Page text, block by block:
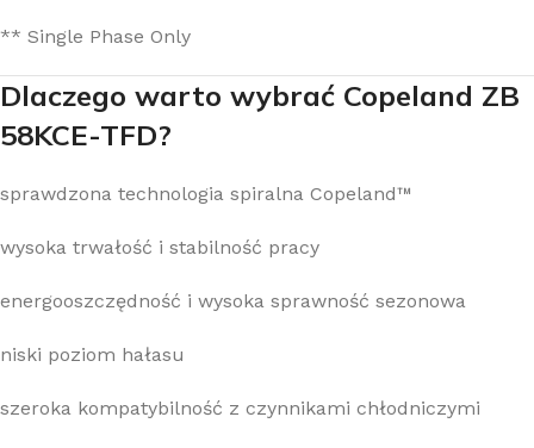
** Single Phase Only
Dlaczego warto wybrać Copeland ZB
58KCE-TFD?
sprawdzona technologia spiralna Copeland™
wysoka trwałość i stabilność pracy
energooszczędność i wysoka sprawność sezonowa
niski poziom hałasu
szeroka kompatybilność z czynnikami chłodniczymi